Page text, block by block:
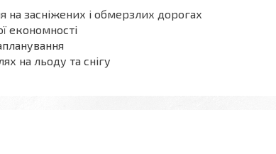
на засніжених і обмерзлих дорогах
економності
на льоду та снігу